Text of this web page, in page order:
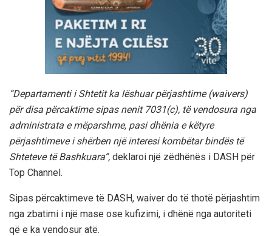
“Departamenti i Shtetit ka lëshuar përjashtime (waivers)
për disa përcaktime sipas nenit 7031(c), të vendosura nga
administrata e mëparshme, pasi dhënia e këtyre
përjashtimeve i shërben një interesi kombëtar bindës të
Shteteve të Bashkuara”, deklaroi një zëdhënës i DASH për
Top Channel.
Sipas përcaktimeve të DASH, waiver do të thotë përjashtim
nga zbatimi i një mase ose kufizimi, i dhënë nga autoriteti
që e ka vendosur atë.